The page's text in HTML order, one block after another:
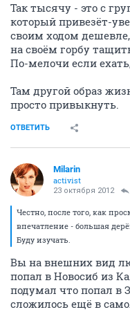
Так тысячу - это с
который привезёт-
своим ходом дешевле,
на своём горбу
По-мелочи если
Там другой образ
просто привыкнуть.
ОТВЕТИТЬ
Milarin
activist
23 октября 2012
Честно, после того, как
впечатление - большая
Буду изучать.
Вы на внешних вид
попал в Новосиб из
подумал что попал в
сложилось ещё в